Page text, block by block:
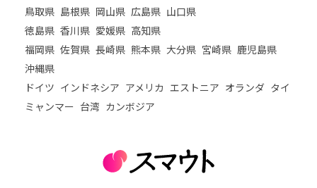
鳥取県 島根県 岡山県 広島県 山口県
徳島県 香川県 愛媛県 高知県
福岡県 佐賀県 長崎県 熊本県 大分県 宮崎県 鹿児島県
沖縄県
ドイツ インドネシア アメリカ エストニア オランダ タイ
ミャンマー 台湾 カンボジア